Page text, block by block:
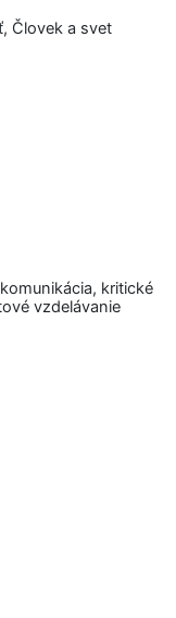
Človek a svet
kritické
vzdelávanie